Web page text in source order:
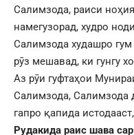
Салимзода, раиси
намегузорад, худро
Салимзода худашро гум
рӯз мешавад, ки гунгу
Аз рӯи гуфтаҳои
Салимзода, Салимзода
гапро қапида
Рудакида раис шава